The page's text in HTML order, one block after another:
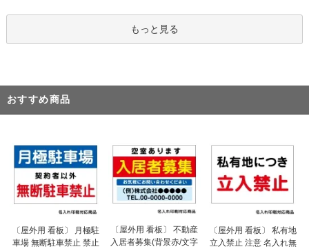
もっと見る
おすすめ商品
〔屋外用 看板〕 月極駐
車場 無断駐車禁止 禁止
〔屋外用 看板〕 不動産
入居者募集(背景赤/文字
〔屋外用 看板〕 私有地
立入禁止 注意 名入れ無